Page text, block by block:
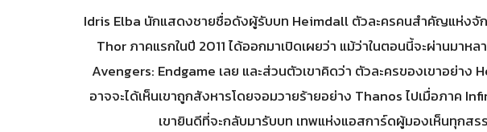
Idris Elba นักแสดงชายชื่อดังผู้รับบท Heimdall ตัวละครคนสำคัญแห่งจั
Thor ภาคแรกในปี 2011 ได้ออกมาเปิดเผยว่า แม้ว่าในตอนนี้จะผ่านมาห
Avengers: Endgame เลย และส่วนตัวเขาคิดว่า ตัวละครของเขาอย่าง
อาจจะได้เห็นเขาถูกสังหารโดยจอมวายร้ายอย่าง Thanos ไปเมื่อภาค
เขายินดีที่จะกลับมารับบท เทพแห่งแอสการ์ดผู้มองเห็นทุกส